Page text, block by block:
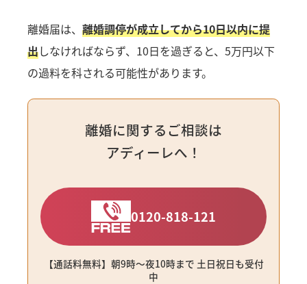
離婚届は、離婚調停が成立してから10日以内に提
出しなければならず、10日を過ぎると、5万円以下
の過料を科される可能性があります。
離婚に関するご相談は
アディーレへ！
0120-818-121
【通話料無料】朝9時〜夜10時まで ⼟⽇祝⽇も受付
中